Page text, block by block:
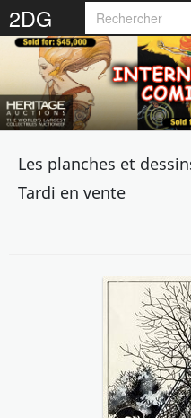
2DG
Les planches et
Tardi en vente